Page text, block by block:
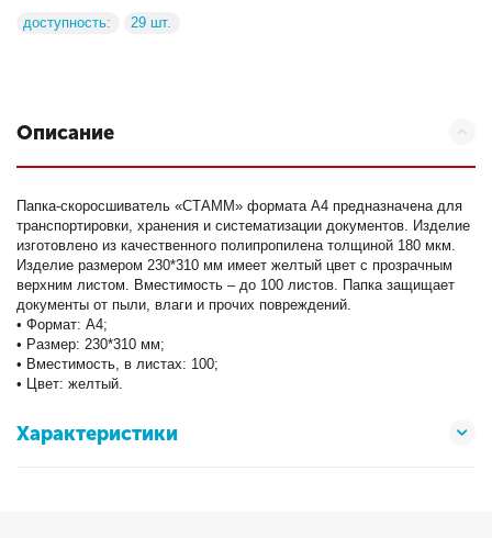
доступность: 29 шт.
Описание
Папка-скоросшиватель «СТАММ» формата А4 предназначена для
транспортировки, хранения и систематизации документов. Изделие
изготовлено из качественного полипропилена толщиной 180 мкм.
Изделие размером 230*310 мм имеет желтый цвет с прозрачным
верхним листом. Вместимость – до 100 листов. Папка защищает
документы от пыли, влаги и прочих повреждений.
• Формат: А4;
• Размер: 230*310 мм;
• Вместимость, в листах: 100;
• Цвет: желтый.
Характеристики